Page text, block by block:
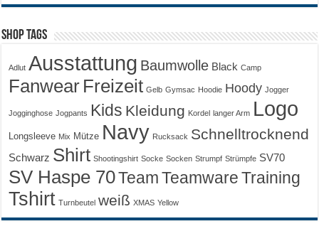
Shop Tags
Adlut Ausstattung Baumwolle Black Camp
Fanwear Freizeit Gelb Gymsac Hoodie Hoody Jogger
Jogginghose Jogpants Kids Kleidung Kordel langer Arm Logo
Longsleeve Mix Mütze Navy Rucksack Schnelltrocknend
Schwarz Shirt Shootingshirt Socke Socken Strumpf Strümpfe SV70
SV Haspe 70Team Teamware Training
Tshirt Turnbeutel weiß XMAS Yellow